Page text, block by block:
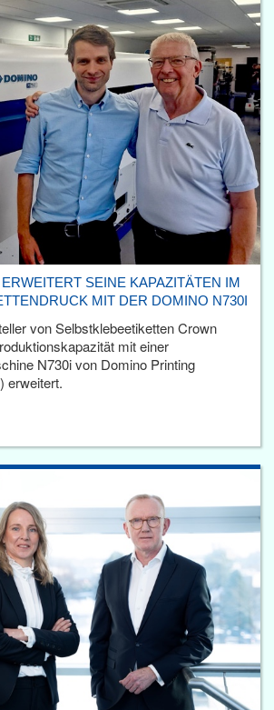
SEINE KAPAZITÄTEN IM
MIT DER DOMINO N730I
von Selbstklebeetiketten Crown
mit einer
N730i von Domino Printing
erweitert.